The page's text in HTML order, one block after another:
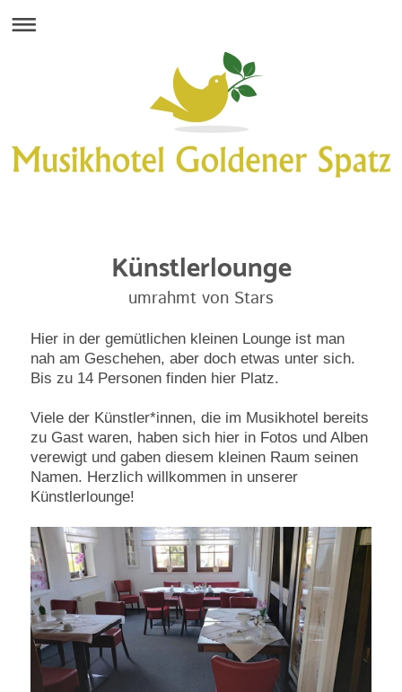
Künstlerlounge
umrahmt von Stars
Hier in der gemütlichen kleinen Lounge ist man
nah am Geschehen, aber doch etwas unter sich.
Bis zu 14 Personen finden hier Platz.
Viele der Künstler*innen, die im Musikhotel bereits
zu Gast waren, haben sich hier in Fotos und Alben
verewigt und gaben diesem kleinen Raum seinen
Namen. Herzlich willkommen in unserer
Künstlerlounge!